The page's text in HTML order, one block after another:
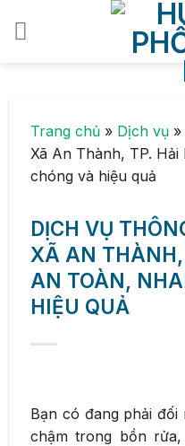
Trang chủ » Dịch vụ »
Xã An Thành, TP.
chóng và hiệu quả
DỊCH VỤ
XÃ AN
AN TOÀN,
HIỆU QUẢ
Bạn có đang phải
chậm trong bồn